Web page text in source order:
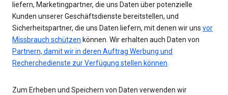
liefern, Marketingpartner, die uns Daten über potenzielle
Kunden unserer Geschäftsdienste bereitstellen, und
Sicherheitspartner, die uns Daten liefern, mit denen wir uns vor
Missbrauch schützen können. Wir erhalten auch Daten von
Partnern, damit wir in deren Auftrag Werbung und
Recherchedienste zur Verfügung stellen können
Zum Erheben und Speichern von Daten verwenden wir